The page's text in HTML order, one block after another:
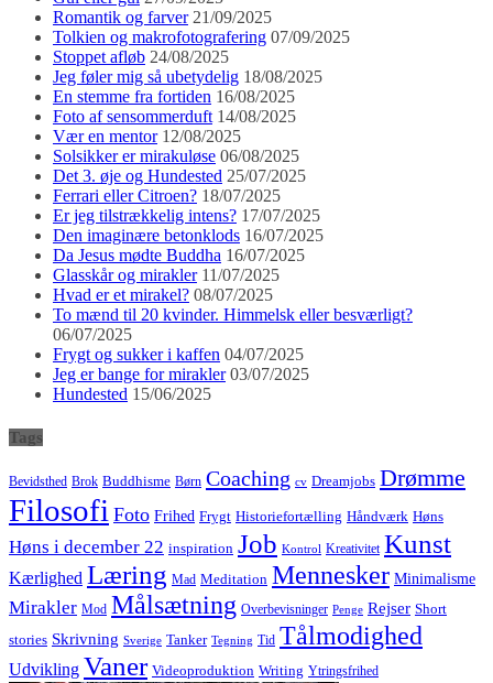
Romantik og farver 21/09/2025
Tolkien og makrofotografering 07/09/2025
Stoppet afløb 24/08/2025
Jeg føler mig så ubetydelig 18/08/2025
En stemme fra fortiden 16/08/2025
Foto af sensommerduft 14/08/2025
Vær en mentor 12/08/2025
Solsikker er mirakuløse 06/08/2025
Det 3. øje og Hundested 25/07/2025
Ferrari eller Citroen? 18/07/2025
Er jeg tilstrækkelig intens? 17/07/2025
Den imaginære betonklods 16/07/2025
Da Jesus mødte Buddha 16/07/2025
Glasskår og mirakler 11/07/2025
Hvad er et mirakel? 08/07/2025
To mænd til 20 kvinder. Himmelsk eller besværligt?
06/07/2025
Frygt og sukker i kaffen 04/07/2025
Jeg er bange for mirakler 03/07/2025
Hundested 15/06/2025
Tags
Bevidsthed Brok Buddhisme Børn Coaching cv Dreamjobs Drømme
Filosofi Foto Frihed Frygt Historiefortælling Håndværk Høns
Høns i december 22 inspiration Job Kontrol Kreativitet Kunst
Kærlighed Læring Mad Meditation Mennesker Minimalisme
Mirakler Mod Målsætning Overbevisninger Penge Rejser Short
stories Skrivning Sverige Tanker Tegning Tid Tålmodighed
Udvikling Vaner Videoproduktion Writing Ytringsfrihed